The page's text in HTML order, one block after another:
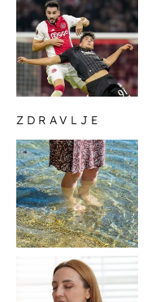
ZDRAVLJE